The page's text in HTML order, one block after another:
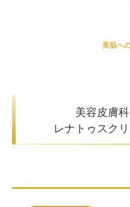
美肌へ
美容皮膚
レナトゥスク